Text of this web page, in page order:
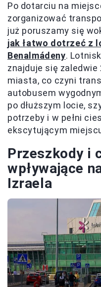
Po dotarciu na
zorganizować
już poruszamy się
jak łatwo dotrzeć z
Benalmádeny.
znajduje się
miasta, co czyni
autobusem
po dłuższym locie,
potrzeby i w pełni
ekscytującym
Przeszkody i
wpływające
Izraela